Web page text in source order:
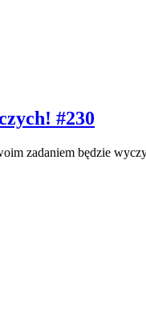
#230
zadaniem będzie